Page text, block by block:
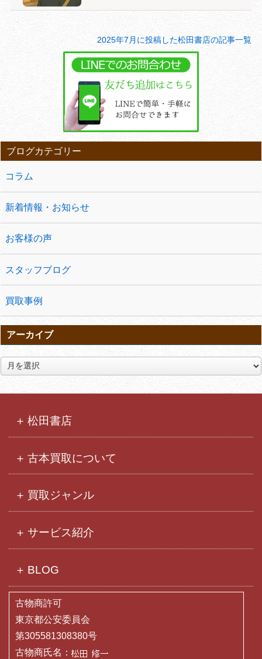
2025年7月に投稿した松田書店の記事一覧
ブログカテゴリー
コラム
新着情報・お知らせ
お客様の声
スタッフブログ
買取事例
アーカイブ
ア
ー
松田書店
古本買取について
買取ジャンル
サービス紹介
BLOG
古物商許可
東京都公安委員会
第305581308380号
古物商氏名：